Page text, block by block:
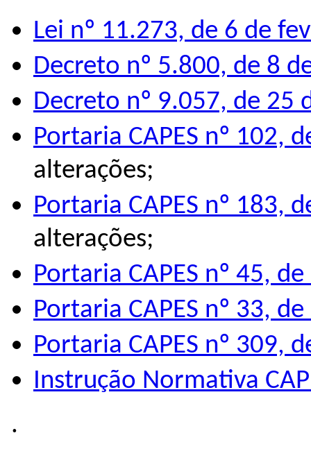
Lei nº 11.273, de 6 de
Decreto nº 5.800, de 8
Decreto nº 9.057, de 25
Portaria CAPES nº 102,
alterações;
Portaria CAPES nº 183,
alterações;
Portaria CAPES nº 45,
Portaria CAPES nº 33,
Portaria CAPES nº 309,
Instrução Normativa
.